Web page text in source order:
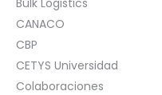
Bulk Logistics
CANACO
CBP
CETYS Universidad
Colaboraciones